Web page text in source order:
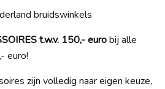
bruidswinkels
t.w.v. 150,- eurobij alle
euro!
zijn volledig naar eigen keuze,